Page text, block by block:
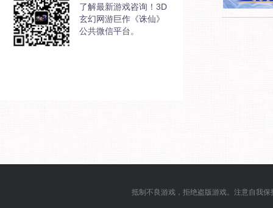
了解最新游戏咨询！3D
玄幻网游巨作《诛仙》
公共微信平台。
抵制不良游戏，拒绝盗版游戏。注意自我